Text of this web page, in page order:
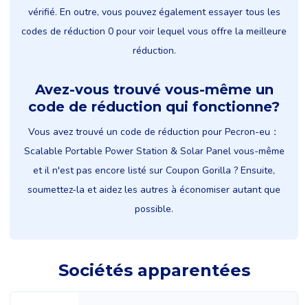
vérifié. En outre, vous pouvez également essayer tous les
codes de réduction 0 pour voir lequel vous offre la meilleure
réduction.
Avez-vous trouvé vous-même un
code de réduction qui fonctionne?
Vous avez trouvé un code de réduction pour Pecron-eu：
Scalable Portable Power Station & Solar Panel vous-même
et il n'est pas encore listé sur Coupon Gorilla ? Ensuite,
soumettez-la et aidez les autres à économiser autant que
possible.
Sociétés apparentées